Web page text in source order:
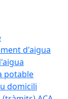
d'aigua
potable
domicili